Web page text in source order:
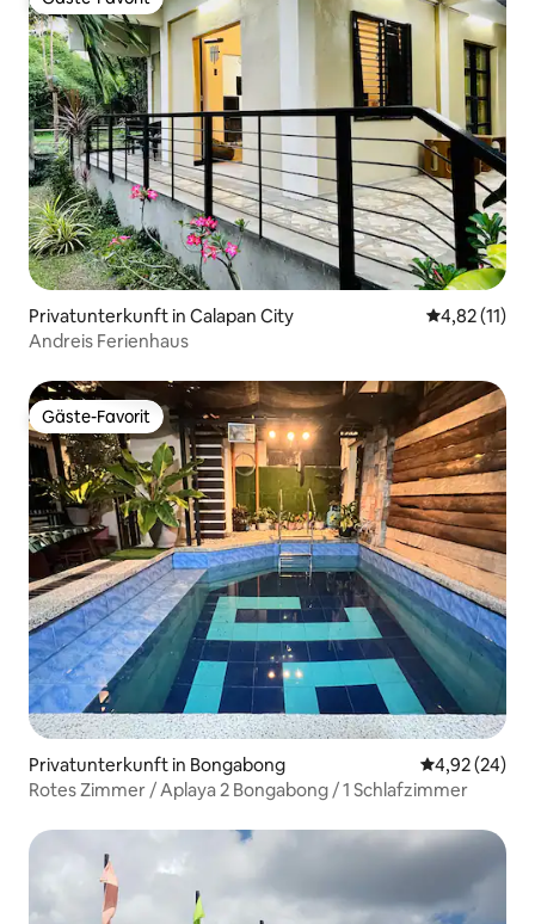
Gäste-Favorit
Privatunterkunft in Calapan City
4,82 (11)
Andreis Ferienhaus
Gäste-Favorit
Gäste-Favorit
Privatunterkunft in Bongabong
4,92 (24)
Rotes Zimmer / Aplaya 2 Bongabong / 1 Schlafzimmer